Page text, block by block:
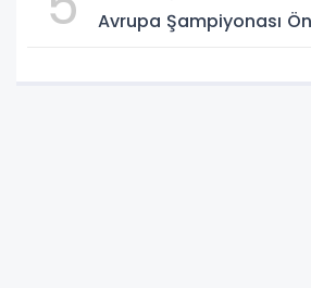
Avrupa Şampiyonası